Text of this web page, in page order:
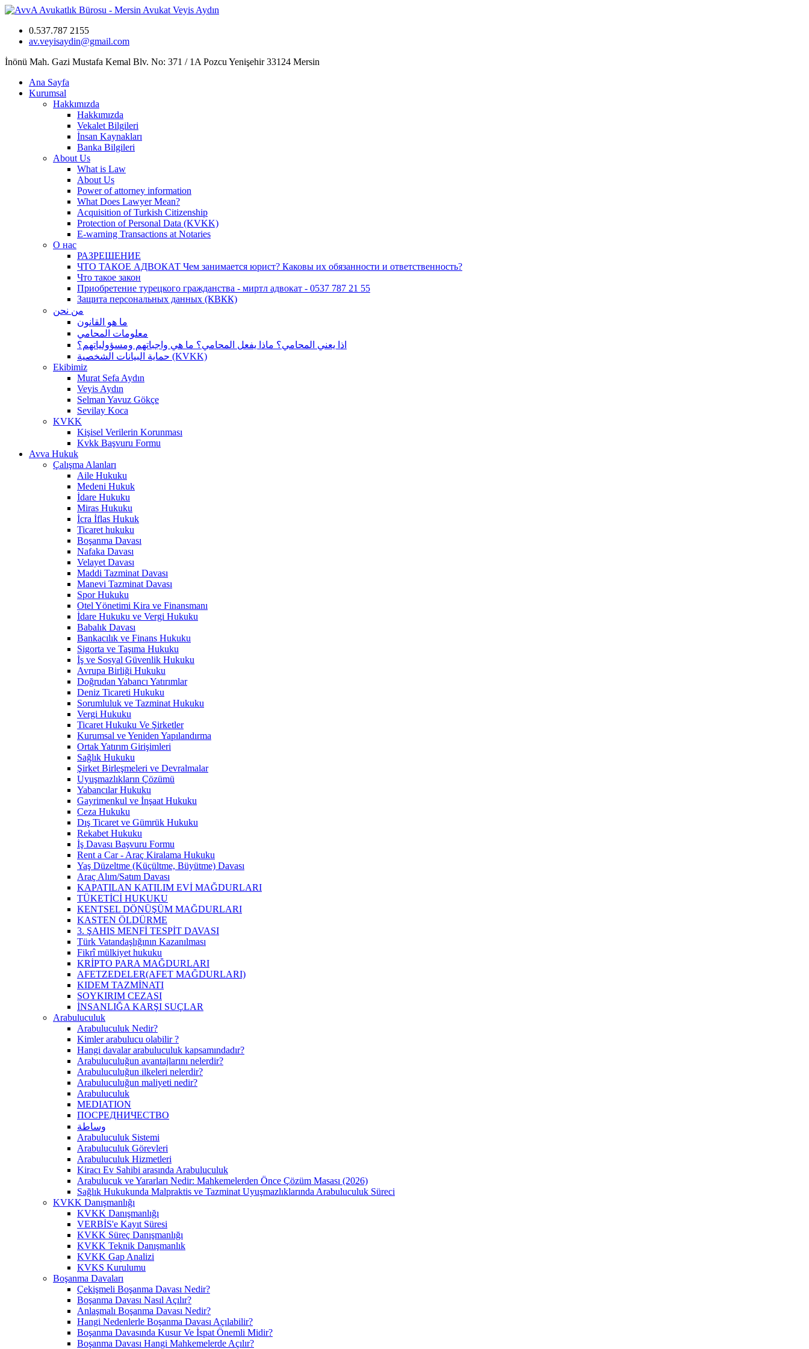
0.537.787 2155
av.veyisaydin@gmail.com
İnönü Mah. Gazi Mustafa Kemal Blv. No: 371 / 1A Pozcu Yenişehir 33124 Mersin
Ana Sayfa
Kurumsal
Hakkımızda
Hakkımızda
Vekalet Bilgileri
İnsan Kaynakları
Banka Bilgileri
About Us
What is Law
About Us
Power of attorney information
What Does Lawyer Mean?
Acquisition of Turkish Citizenship
Protection of Personal Data (KVKK)
E-warning Transactions at Notaries
О нас
РАЗРЕШЕНИЕ
ЧТО ТАКОЕ АДВОКАТ Чем занимается юрист? Каковы их обязанности и ответственность?
Что такое закон
Приобретение турецкого гражданства - миртл адвокат - 0537 787 21 55
Защита персональных данных (КВКК)
من نحن
ما هو القانون
معلومات المحامي
اذا يعني المحامي؟ ماذا يفعل المحامي؟ ما هي واجباتهم ومسؤولياتهم؟
حماية البيانات الشخصية (KVKK)
Ekibimiz
Murat Sefa Aydın
Veyis Aydın
Selman Yavuz Gökçe
Sevilay Koca
KVKK
Kişisel Verilerin Korunması
Kvkk Başvuru Formu
Avva Hukuk
Çalışma Alanları
Aile Hukuku
Medeni Hukuk
İdare Hukuku
Miras Hukuku
İcra İflas Hukuk
Ticaret hukuku
Boşanma Davası
Nafaka Davası
Velayet Davası
Maddi Tazminat Davası
Manevi Tazminat Davası
Spor Hukuku
Otel Yönetimi Kira ve Finansmanı
İdare Hukuku ve Vergi Hukuku
Babalık Davası
Bankacılık ve Finans Hukuku
Sigorta ve Taşıma Hukuku
İş ve Sosyal Güvenlik Hukuku
Avrupa Birliği Hukuku
Doğrudan Yabancı Yatırımlar
Deniz Ticareti Hukuku
Sorumluluk ve Tazminat Hukuku
Vergi Hukuku
Ticaret Hukuku Ve Şirketler
Kurumsal ve Yeniden Yapılandırma
Ortak Yatırım Girişimleri
Sağlık Hukuku
Şirket Birleşmeleri ve Devralmalar
Uyuşmazlıkların Çözümü
Yabancılar Hukuku
Gayrimenkul ve İnşaat Hukuku
Ceza Hukuku
Dış Ticaret ve Gümrük Hukuku
Rekabet Hukuku
İş Davası Başvuru Formu
Rent a Car - Araç Kiralama Hukuku
Yaş Düzeltme (Küçültme, Büyütme) Davası
Araç Alım/Satım Davası
KAPATILAN KATILIM EVİ MAĞDURLARI
TÜKETİCİ HUKUKU
KENTSEL DÖNÜŞÜM MAĞDURLARI
KASTEN ÖLDÜRME
3. ŞAHIS MENFİ TESPİT DAVASI
Türk Vatandaşlığının Kazanılması
Fikrî mülkiyet hukuku
KRİPTO PARA MAĞDURLARI
AFETZEDELER(AFET MAĞDURLARI)
KIDEM TAZMİNATI
SOYKIRIM CEZASI
İNSANLIĞA KARŞI SUÇLAR
Arabuluculuk
Arabuluculuk Nedir?
Kimler arabulucu olabilir ?
Hangi davalar arabuluculuk kapsamındadır?
Arabuluculuğun avantajlarını nelerdir?
Arabuluculuğun ilkeleri nelerdir?
Arabuluculuğun maliyeti nedir?
Arabuluculuk
MEDIATION
ПОСРЕДНИЧЕСТВО
وساطة
Arabuluculuk Sistemi
Arabuluculuk Görevleri
Arabuluculuk Hizmetleri
Kiracı Ev Sahibi arasında Arabuluculuk
Arabulucuk ve Yararları Nedir: Mahkemelerden Önce Çözüm Masası (2026)
Sağlık Hukukunda Malpraktis ve Tazminat Uyuşmazlıklarında Arabuluculuk Süreci
KVKK Danışmanlığı
KVKK Danışmanlığı
VERBİS'e Kayıt Süresi
KVKK Süreç Danışmanlığı
KVKK Teknik Danışmanlık
KVKK Gap Analizi
KVKS Kurulumu
Boşanma Davaları
Çekişmeli Boşanma Davası Nedir?
Boşanma Davası Nasıl Açılır?
Anlaşmalı Boşanma Davası Nedir?
Hangi Nedenlerle Boşanma Davası Açılabilir?
Boşanma Davasında Kusur Ve İspat Önemli Midir?
Boşanma Davası Hangi Mahkemelerde Açılır?